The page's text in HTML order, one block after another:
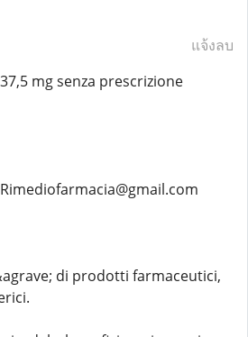
แจ้งลบ
mg senza prescrizione
di prodotti farmaceutici,